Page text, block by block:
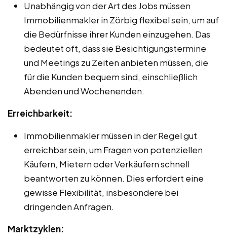
Unabhängig von der Art des Jobs müssen
Immobilienmakler in Zörbig flexibel sein, um auf
die Bedürfnisse ihrer Kunden einzugehen. Das
bedeutet oft, dass sie Besichtigungstermine
und Meetings zu Zeiten anbieten müssen, die
für die Kunden bequem sind, einschließlich
Abenden und Wochenenden.
Erreichbarkeit:
Immobilienmakler müssen in der Regel gut
erreichbar sein, um Fragen von potenziellen
Käufern, Mietern oder Verkäufern schnell
beantworten zu können. Dies erfordert eine
gewisse Flexibilität, insbesondere bei
dringenden Anfragen.
Marktzyklen: